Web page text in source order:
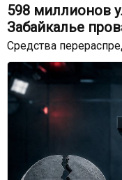
598 миллионов
Забайкалье
Средства